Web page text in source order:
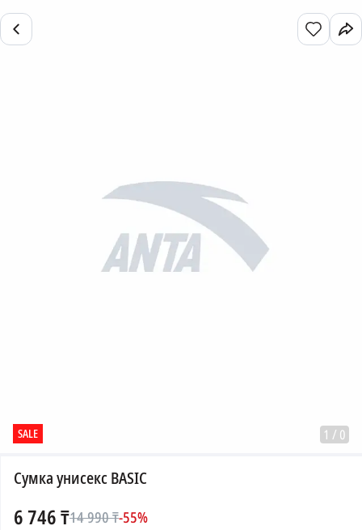
SALE 1 / 0
Сумка унисекс BASIC
6 746₸14 990₸-55%